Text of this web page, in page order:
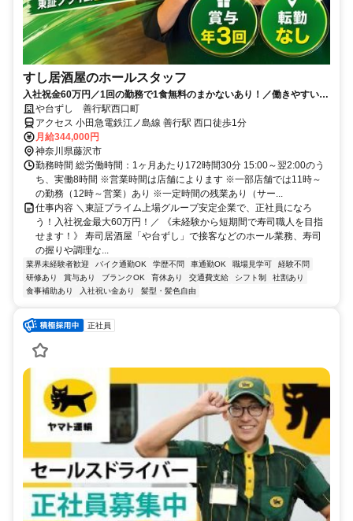
すし居酒屋のホールスタッフ
入社祝金60万円／1回の勤務で1食無料のまかないあり！／働きやすい環
境づくりに力を入れています◎
や台ずし 善行駅西口町
アクセス 小田急電鉄江ノ島線 善行駅 西口徒歩1分
月給344,000円
神奈川県藤沢市
勤務時間 総労働時間：1ヶ月あたり172時間30分 15:00～翌2:00のう
ち、実働8時間 ※営業時間は店舗によります ※一部店舗では11時～
の勤務（12時～営業）あり ※一定時間の残業あり（サー...
仕事内容 ＼東証プライム上場グループ安定企業で、正社員になろ
う！入社祝金最大60万円！／ 《未経験から短期間で寿司職人を目指
せます！》 寿司居酒屋「や台ずし」で接客などのホール業務、寿司
の握りや調理な...
業界未経験者歓迎 バイク通勤OK 学歴不問 車通勤OK 職場見学可
経験不問
研修あり
賞与あり ブランクOK 育休あり 交通費支給 シフト制
社割あり
食事補助あり
入社祝い金あり 髪型・髪色自由
正社員